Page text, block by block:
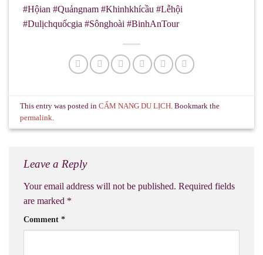
#Hộian #Quảngnam #Khinhkhícầu #Lễhội
#Dulịchquốcgia #Sônghoài #BinhAnTour
This entry was posted inCẨM NANG DU LỊCH . Bookmark the
permalink
Leave a Reply
Your email address will not be published. Required fields
are marked *
Comment *